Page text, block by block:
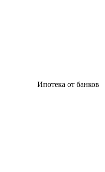
Ипотека от банков